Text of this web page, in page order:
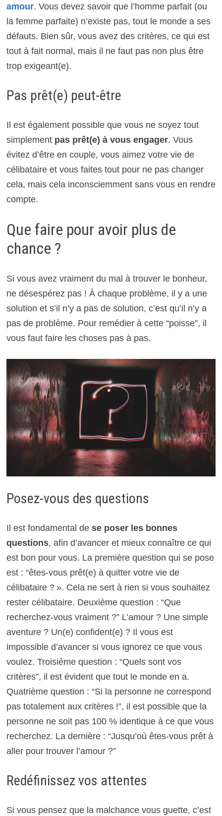
amour. Vous devez savoir que l’homme parfait (ou
la femme parfaite) n’existe pas, tout le monde a ses
défauts. Bien sûr, vous avez des critères, ce qui est
tout à fait normal, mais il ne faut pas non plus être
trop exigeant(e).
Pas prêt(e) peut-être
Il est également possible que vous ne soyez tout
simplement pas prêt(e) à vous engager. Vous
évitez d’être en couple, vous aimez votre vie de
célibataire et vous faites tout pour ne pas changer
cela, mais cela inconsciemment sans vous en rendre
compte.
Que faire pour avoir plus de
chance ?
Si vous avez vraiment du mal à trouver le bonheur,
ne désespérez pas ! À chaque problème, il y a une
solution et s’il n’y a pas de solution, c’est qu’il n’y a
pas de problème. Pour remédier à cette “poisse”, il
vous faut faire les choses pas à pas.
Posez-vous des questions
Il est fondamental de se poser les bonnes
questions, afin d’avancer et mieux connaître ce qui
est bon pour vous. La première question qui se pose
est : “êtes-vous prêt(e) à quitter votre vie de
célibataire ? ». Cela ne sert à rien si vous souhaitez
rester célibataire. Deuxième question : “Que
recherchez-vous vraiment ?” L’amour ? Une simple
aventure ? Un(e) confident(e) ? Il vous est
impossible d’avancer si vous ignorez ce que vous
voulez. Troisième question : “Quels sont vos
critères”, il est évident que tout le monde en a.
Quatrième question : “Si la personne ne correspond
pas totalement aux critères !”, il est possible que la
personne ne soit pas 100 % identique à ce que vous
recherchez. La dernière : “Jusqu’où êtes-vous prêt à
aller pour trouver l’amour ?”
Redéfinissez vos attentes
Si vous pensez que la malchance vous guette, c’est